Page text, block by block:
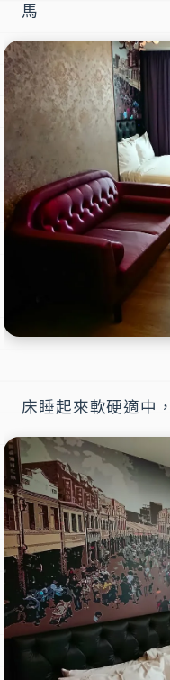
馬
床睡起來軟硬適中